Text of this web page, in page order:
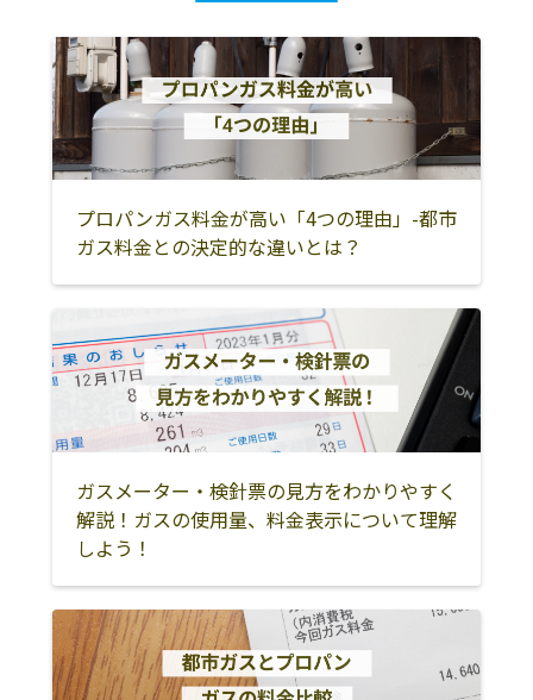
プロパンガス料金が高い「4つの理由」-都市
ガス料金との決定的な違いとは？
ガスメーター・検針票の見方をわかりやすく
解説！ガスの使用量、料金表示について理解
しよう！